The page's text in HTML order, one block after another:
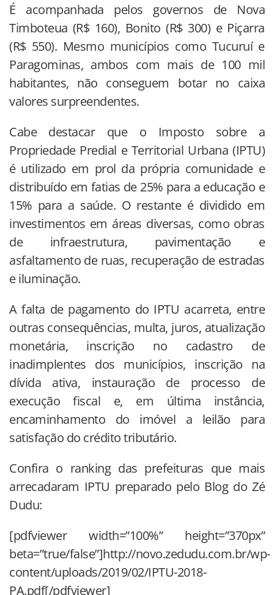
É acompanhada pelos governos de Nova
Timboteua (R$ 160), Bonito (R$ 300) e Piçarra
(R$ 550). Mesmo municípios como Tucuruí e
Paragominas, ambos com mais de 100 mil
habitantes, não conseguem botar no caixa
valores surpreendentes.
Cabe destacar que o Imposto sobre a
Propriedade Predial e Territorial Urbana (IPTU)
é utilizado em prol da própria comunidade e
distribuído em fatias de 25% para a educação e
15% para a saúde. O restante é dividido em
investimentos em áreas diversas, como obras
de infraestrutura, pavimentação e
asfaltamento de ruas, recuperação de estradas
e iluminação.
A falta de pagamento do IPTU acarreta, entre
outras consequências, multa, juros, atualização
monetária, inscrição no cadastro de
inadimplentes dos municípios, inscrição na
dívida ativa, instauração de processo de
execução fiscal e, em última instância,
encaminhamento do imóvel a leilão para
satisfação do crédito tributário.
Confira o ranking das prefeituras que mais
arrecadaram IPTU preparado pelo Blog do Zé
Dudu:
[pdfviewer width=”100%” height=”370px”
beta=”true/false”]http://novo.zedudu.com.br/wp-
content/uploads/2019/02/IPTU-2018-
PA.pdf[/pdfviewer]